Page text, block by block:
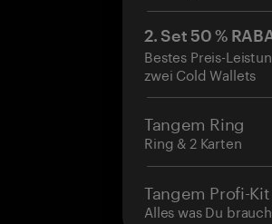
2. Set 50 %
Bestes Preis-
zwei Cold Wallets
Tangem Ring
Ring & 2 Karten
Tangem Profi-Kit
Alles was Du